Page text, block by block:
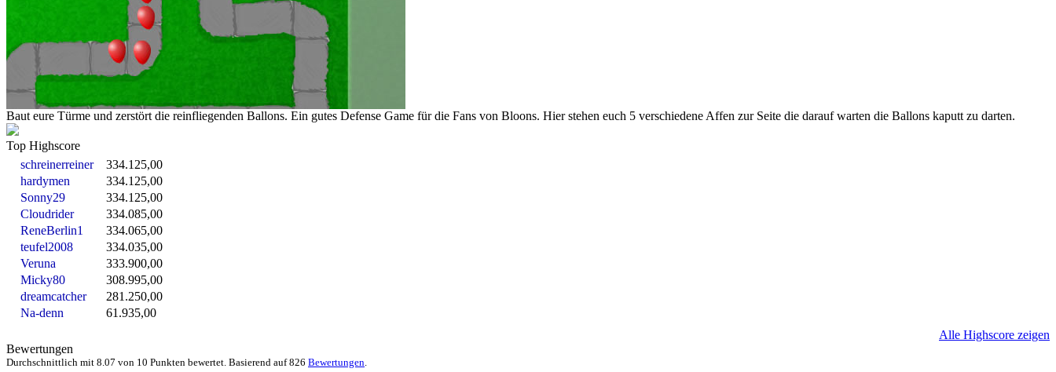
Baut eure Türme und zerstört die reinfliegenden Ballons. Ein gutes Defense Game für die Fans von Bloons. Hier stehen euch 5 verschiedene Affen zur Seite die darauf warten die Ballons kaputt zu darten.
Top Highscore
schreinerreiner
334.125,00
hardymen
334.125,00
Sonny29
334.125,00
Cloudrider
334.085,00
ReneBerlin1
334.065,00
teufel2008
334.035,00
Veruna
333.900,00
Micky80
308.995,00
dreamcatcher
281.250,00
Na-denn
61.935,00
Alle Highscore zeigen
Bewertungen
Durchschnittlich mit 8.07 von 10 Punkten bewertet. Basierend auf826 Bewertungen